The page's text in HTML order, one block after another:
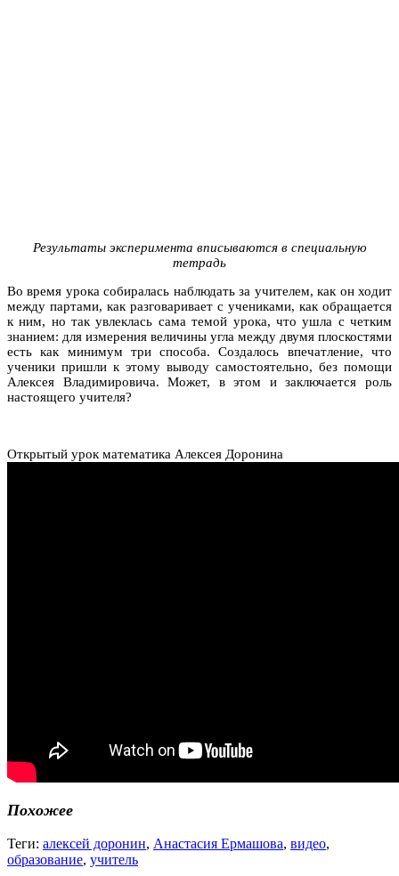
Результаты эксперимента вписываются в специальную
тетрадь
Во время урока собиралась наблюдать за учителем, как он ходит
между партами, как разговаривает с учениками, как обращается
к ним, но так увлеклась сама темой урока, что ушла с четким
знанием: для измерения величины угла между двумя плоскостями
есть как минимум три способа. Создалось впечатление, что
ученики пришли к этому выводу самостоятельно, без помощи
Алексея Владимировича. Может, в этом и заключается роль
настоящего учителя?
Открытый урок математика Алексея Доронина
Похожее
Теги: алексей доронин, Анастасия Ермашова, видео,
образование, учитель